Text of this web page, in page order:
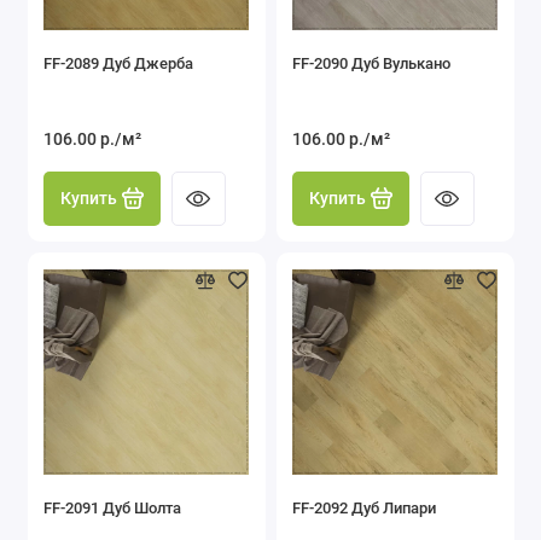
FF-2089 Дуб Джерба
106.00 р./м²
Купить
FF-2090 Дуб Вулькано
106.00 р./м²
Купить
FF-2091 Дуб Шолта FF-2092 Дуб Липари